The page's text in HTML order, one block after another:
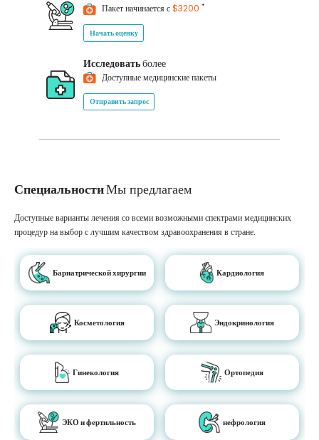
Пакет начинается с$3200 *
Начать оценку
Исследоватьболее
Доступные медицинские пакеты
Отправить запрос
СпециальностиМы предлагаем
Доступные варианты лечения со всеми возможными спектрами медицинских
процедур на выбор с лучшим качеством здравоохранения в стране.
Бариатрической хирургии Кардиология
Косметология Эндокринология
Гинекология Ортопедия
ЭКО и фертильность нефрология